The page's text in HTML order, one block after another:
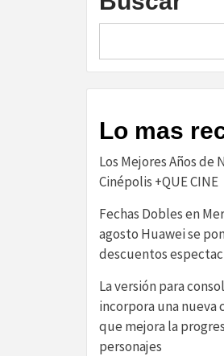
Lo mas
Los Mejores Años de
Cinépolis +QUE CINE
Fechas Dobles en
agosto Huawei se
descuentos
La versión para
incorpora una nueva
que mejora la
personajes